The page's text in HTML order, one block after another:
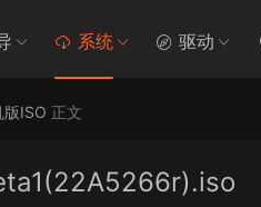
系统 驱动
版ISO 正文